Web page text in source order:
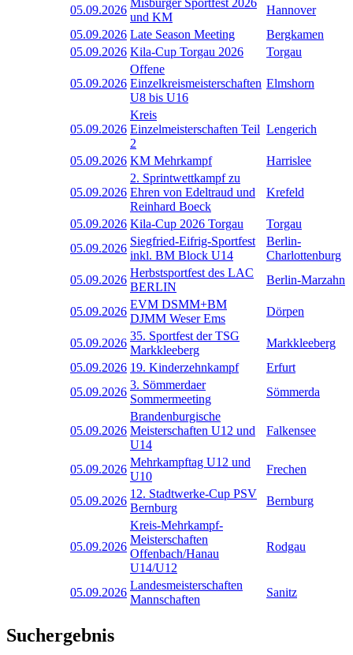
05.09.2026
und KM
Hannover
05.09.2026 Late Season Meeting
Bergkamen
05.09.2026 Kila-Cup Torgau 2026 Torgau
05.09.2026
Offene
Einzelkreismeisterschaften
U8 bis U16
Elmshorn
05.09.2026
Kreis
Einzelmeisterschaften Teil
2
Lengerich
05.09.2026 KM Mehrkampf Harrislee
05.09.2026
2. Sprintwettkampf zu
Ehren von Edeltraud und
Reinhard Boeck
Krefeld
05.09.2026 Kila-Cup 2026 Torgau
Torgau
05.09.2026
Siegfried-Eifrig-Sportfest
inkl. BM Block U14
Berlin-
Charlottenburg
05.09.2026
Herbstsportfest des LAC
BERLIN
Berlin-Marzahn
05.09.2026
EVM DSMM+BM
DJMM Weser Ems
Dörpen
05.09.2026
35. Sportfest der TSG
Markkleeberg
Markkleeberg
05.09.2026 19. Kinderzehnkampf
Erfurt
05.09.2026
3. Sömmerdaer
Sommermeeting
Sömmerda
05.09.2026
Brandenburgische
Meisterschaften U12 und
U14
Falkensee
05.09.2026
Mehrkampftag U12 und
U10
Frechen
05.09.2026
12. Stadtwerke-Cup PSV
Bernburg
Bernburg
05.09.2026
Kreis-Mehrkampf-
Meisterschaften
Offenbach/Hanau
U14/U12
Rodgau
05.09.2026
Landesmeisterschaften
Mannschaften
Sanitz
Suchergebnis